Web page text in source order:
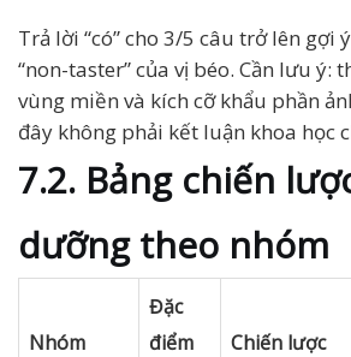
Trả lời “có” cho 3/5 câu trở lên gợi
“non-taster” của vị béo. Cần lưu ý:
vùng miền và kích cỡ khẩu phần
đây không phải kết luận khoa học
7.2. Bảng chiến
dưỡng theo nhóm
Nhóm
Đặc
điểm
Chiến lược